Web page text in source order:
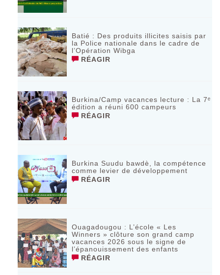
Batié : Des produits illicites saisis par
la Police nationale dans le cadre de
l’Opération Wibga
RÉAGIR
Burkina/Camp vacances lecture : La 7ᵉ
édition a réuni 600 campeurs
RÉAGIR
Burkina Suudu bawdè, la compétence
comme levier de développement
RÉAGIR
Ouagadougou : L’école « Les
Winners » clôture son grand camp
vacances 2026 sous le signe de
l’épanouissement des enfants
RÉAGIR